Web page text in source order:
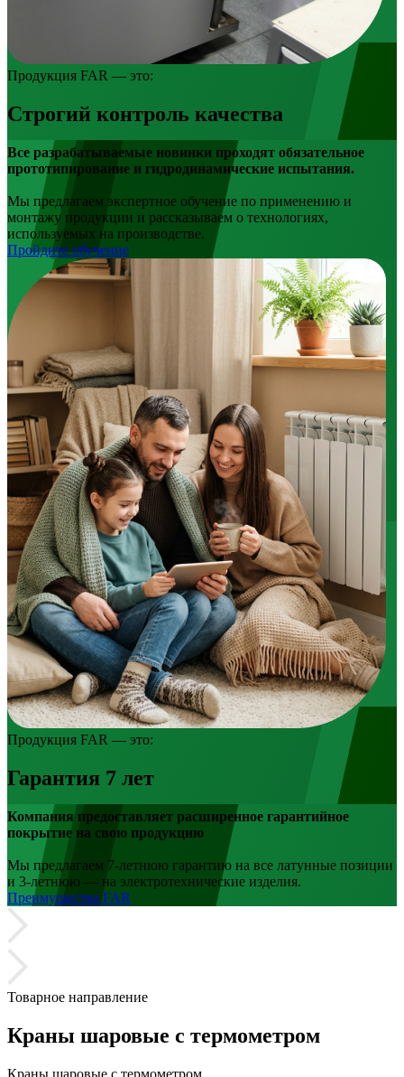
Продукция FAR — это:
Строгий контроль качества
Все разрабатываемые новинки проходят обязательное
прототипирование и гидродинамические испытания.
Мы предлагаем экспертное обучение по применению и
монтажу продукции и рассказываем о технологиях,
используемых на производстве.
Пройдите обучение
Продукция FAR — это:
Гарантия 7 лет
Компания предоставляет расширенное гарантийное
покрытие на свою продукцию
Мы предлагаем 7-летнюю гарантию на все латунные позиции
и 3-летнюю — на электротехнические изделия.
Прeимущества FAR
Товарное направление
Краны шаровые с термометром
Краны шаровые с термометром